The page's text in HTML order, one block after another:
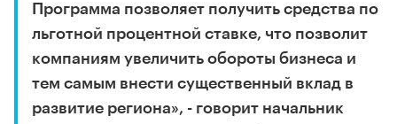
Программа позволяет получить средства по
льготной процентной ставке, что позволит
компаниям увеличить обороты бизнеса и
тем самым внести существенный вклад в
развитие региона», - говорит начальник